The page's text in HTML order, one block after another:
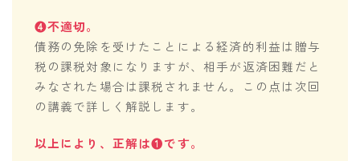
❹不適切。
債務の免除を受けたことによる経済的利益は贈与
税の課税対象になりますが、相手が返済困難だと
みなされた場合は課税されません。この点は次回
の講義で詳しく解説します。
以上により、正解は❶です。